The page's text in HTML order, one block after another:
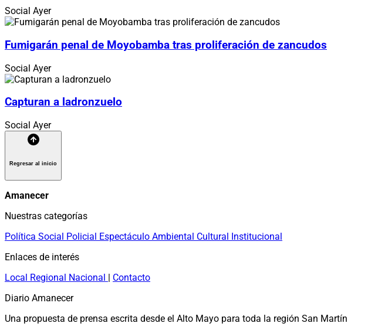
Social Ayer
Fumigarán penal de Moyobamba tras proliferación de zancudos
Social Ayer
Capturan a ladronzuelo
Social Ayer
Regresar al inicio
Amanecer
Nuestras categorías
Política Social Policial Espectáculo Ambiental Cultural Institucional
Enlaces de interés
Local Regional Nacional | Contacto
Diario Amanecer
Una propuesta de prensa escrita desde el Alto Mayo para toda la región San Martín